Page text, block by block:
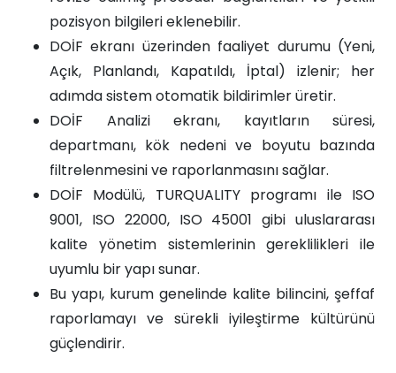
pozisyon bilgileri eklenebilir.
DOİF ekranı üzerinden faaliyet durumu (Yeni,
Açık, Planlandı, Kapatıldı, İptal) izlenir; her
adımda sistem otomatik bildirimler üretir.
DOİF Analizi ekranı, kayıtların süresi,
departmanı, kök nedeni ve boyutu bazında
filtrelenmesini ve raporlanmasını sağlar.
DOİF Modülü, TURQUALITY programı ile ISO
9001, ISO 22000, ISO 45001 gibi uluslararası
kalite yönetim sistemlerinin gereklilikleri ile
uyumlu bir yapı sunar.
Bu yapı, kurum genelinde kalite bilincini, şeffaf
raporlamayı ve sürekli iyileştirme kültürünü
güçlendirir.